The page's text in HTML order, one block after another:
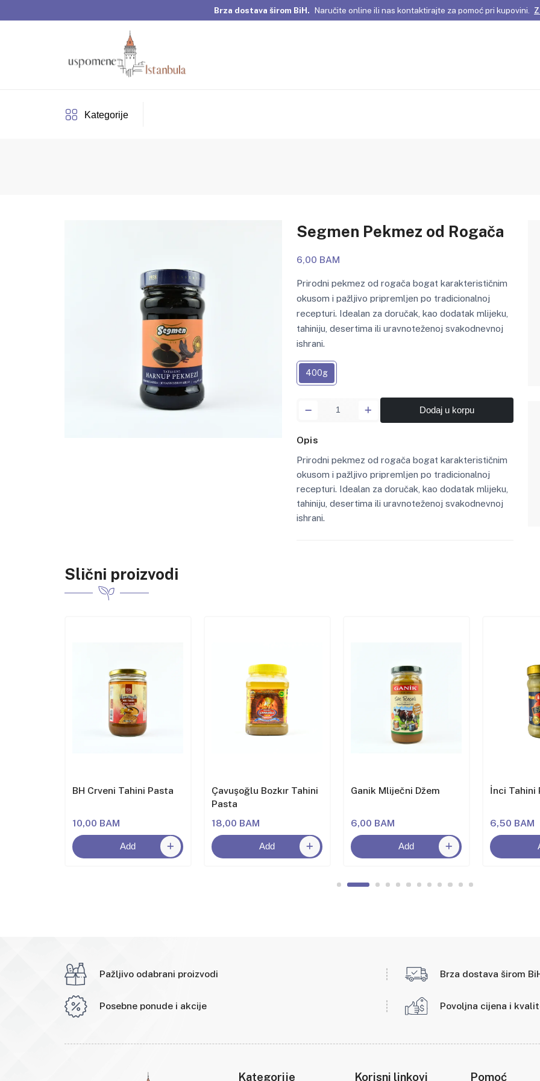
Brza dostava širom BiH. Naručite online ili nas kontaktirajte za pomoć pri kupovini.
Dobrodošli u Uspomene Istanbula! Pažljivo odabrani proizvodi i posebne ponude za
Kategorije
Segmen Pekmez od Rogača
6,00 BAM
Prirodni pekmez od rogača bogat karakterističnim
okusom i pažljivo pripremljen po tradicionalnoj
recepturi. Idealan za doručak, kao dodatak mlijeku,
tahiniju, desertima ili uravnoteženoj svakodnevnoj
ishrani.
400g
Dodaj u korpu
Opis
Prirodni pekmez od rogača bogat karakterističnim
okusom i pažljivo pripremljen po tradicionalnoj
recepturi. Idealan za doručak, kao dodatak mlijeku,
tahiniju, desertima ili uravnoteženoj svakodnevnoj
ishrani.
Slični proizvodi
BH Crveni Tahini Pasta
10,00 BAM
Add
Çavuşoğlu Bozkır Tahini
Pasta
18,00 BAM
Add
Ganik Mliječni Džem
6,00 BAM
Add
İnci Tahini
6,50 BAM
Pažljivo odabrani proizvodi Brza dostava širom
Posebne ponude i akcije Povoljna cijena i
Kategorije Korisni linkovi Pomoć